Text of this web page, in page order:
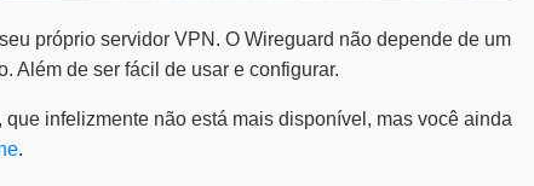
próprio servidor VPN. O Wireguard não depende de um
Além de ser fácil de usar e configurar.
infelizmente não está mais disponível, mas você ainda
.